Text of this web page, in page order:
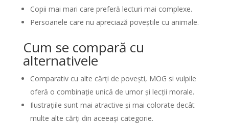
Copii mai mari care preferă lecturi mai complexe.
Persoanele care nu apreciază poveștile cu animale.
Cum se compară cu
alternativele
Comparativ cu alte cărți de povești, MOG si vulpile
oferă o combinație unică de umor și lecții morale.
Ilustrațiile sunt mai atractive și mai colorate decât
multe alte cărți din aceeași categorie.